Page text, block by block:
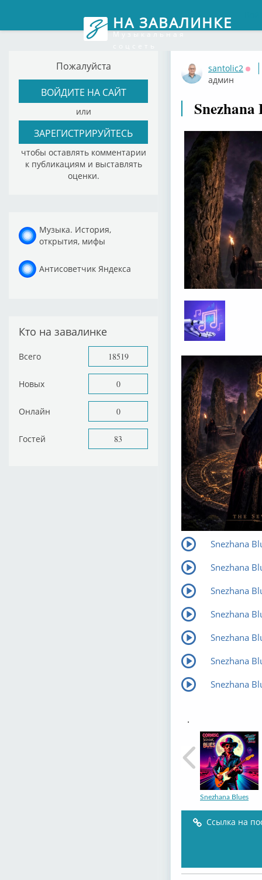
НА ЗАВАЛИНКЕ
Музыкальная
Пожалуйста
ВОЙДИТЕ НА САЙТ
или
ЗАРЕГИСТРИРУЙТЕСЬ
чтобы оставлять комментарии
к публикациям и выставлять
оценки.
Музыка. История,
открытия, мифы
Антисоветчик Яндекса
Кто на завалинке
Всего 18519
Новых 0
Онлайн 0
Гостей 83
santolic2
админ
Snezhana
Snezhana
Snezhana
Snezhana
Snezhana
Snezhana
Snezhana
Snezhana
.
Snezhana Blues
Ссылка на